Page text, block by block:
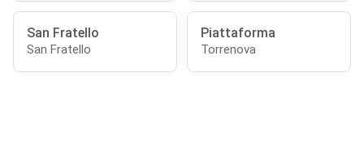
San Fratello
San Fratello
Piattaforma
Torrenova